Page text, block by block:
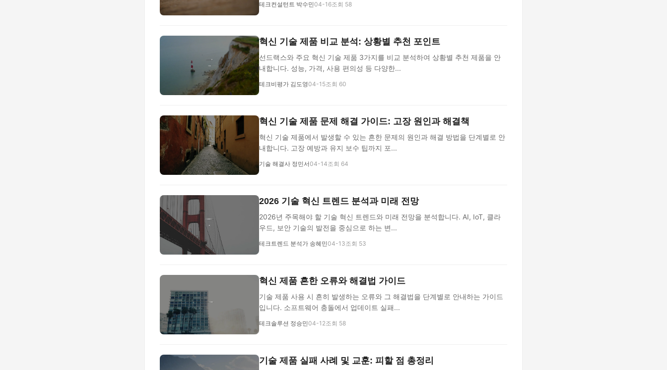
테크컨설턴트 박수민04-16조회 58
혁신 기술 제품 비교 분석: 상황별 추천 포인트
선드랙스와 주요 혁신 기술 제품 3가지를 비교 분석하여 상황별 추천 제품을 안
내합니다. 성능, 가격, 사용 편의성 등 다양한...
테크비평가 김도영04-15조회 60
혁신 기술 제품 문제 해결 가이드: 고장 원인과 해결책
혁신 기술 제품에서 발생할 수 있는 흔한 문제의 원인과 해결 방법을 단계별로 안
내합니다. 고장 예방과 유지 보수 팁까지 포...
기술 해결사 정민서04-14조회 64
2026 기술 혁신 트렌드 분석과 미래 전망
2026년 주목해야 할 기술 혁신 트렌드와 미래 전망을 분석합니다. AI, IoT, 클라
우드, 보안 기술의 발전을 중심으로 하는 변...
테크트렌드 분석가 송혜민04-13조회 53
혁신 제품 흔한 오류와 해결법 가이드
기술 제품 사용 시 흔히 발생하는 오류와 그 해결법을 단계별로 안내하는 가이드
입니다. 소프트웨어 충돌에서 업데이트 실패...
테크솔루션 정승민04-12조회 58
기술 제품 실패 사례 및 교훈: 피할 점 총정리